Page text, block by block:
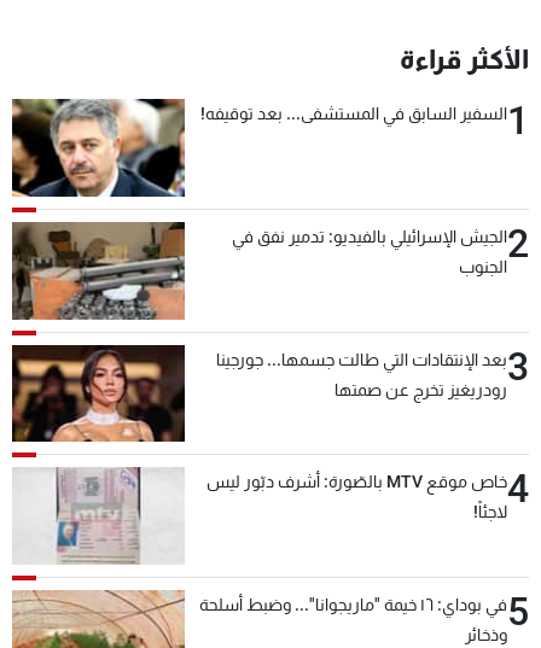
الأكثر قراءة
1السفير السابق في المستشفى... بعد توقيفه!
2الجيش الإسرائيلي بالفيديو: تدمير نفق في
الجنوب
3بعد الإنتقادات التي طالت جسمها... جورجينا
رودريغيز تخرج عن صمتها
4
خاص موقع MTV بالصّورة: أشرف دبّور ليس
لاجئاً!
5
في بوداي: ١٦ خيمة "ماريجوانا"... وضبط أسلحة
وذخائر